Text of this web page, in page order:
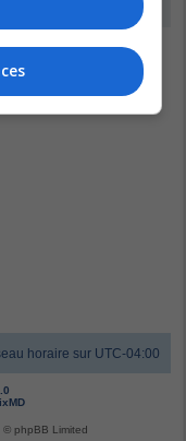
horaire sur UTC-04:00
© phpBB Limited